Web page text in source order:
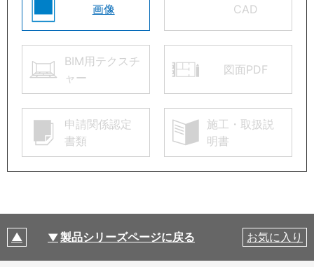
画像 CAD
BIM用テクスチ
ャー
図面PDF
申請関係認定
書類
施工・取扱説
明書
製品シリーズページに戻る お気に入り